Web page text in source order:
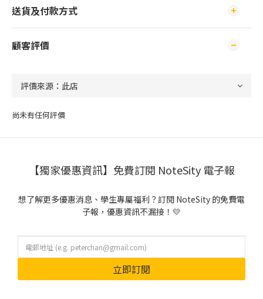
送貨及付款方式
顧客評價
尚未有任何評價
【獨家優惠資訊】免費訂閱 NoteSity 電子報
想了解更多優惠消息、學生專屬福利？訂閱 NoteSity 的免費電
子報，優惠資訊不漏接！💛
立即訂閱